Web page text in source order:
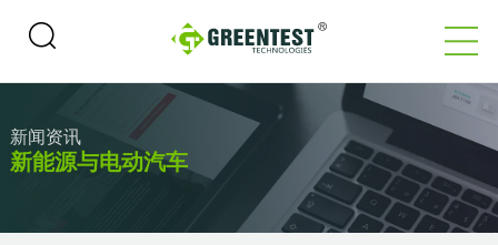
新闻资讯
新能源与电动汽车